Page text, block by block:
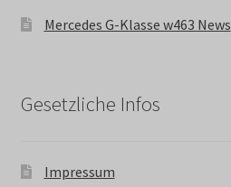
Mercedes G-Klasse w463 News
Gesetzliche Infos
Impressum